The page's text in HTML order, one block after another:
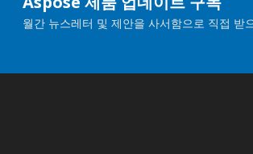
월간 뉴스레터 및 제안을 사서함으로 직접 받